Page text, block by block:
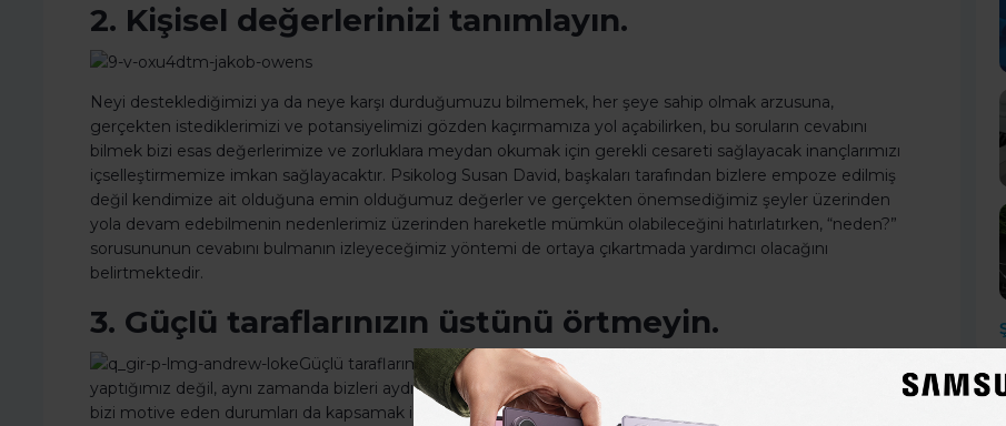
2. Kişisel değerlerinizi tanımlayın.
Neyi desteklediğimizi ya da neye karşı durduğumuzu bilmemek, her şeye sahip olmak arzusuna,
gerçekten istediklerimizi ve potansiyelimizi gözden kaçırmamıza yol açabilirken, bu soruların cevabını
bilmek bizi esas değerlerimize ve zorluklara meydan okumak için gerekli cesareti sağlayacak inançlarımızı
içselleştirmemize imkan sağlayacaktır. Psikolog Susan David, başkaları tarafından bizlere empoze edilmiş
değil kendimize ait olduğuna emin olduğumuz değerler ve gerçekten önemsediğimiz şeyler üzerinden
yola devam edebilmenin nedenlerimiz üzerinden hareketle mümkün olabileceğini hatırlatırken, “neden?”
sorusununun cevabını bulmanın izleyeceğimiz yöntemi de ortaya çıkartmada yardımcı olacağını
belirtmektedir.
3. Güçlü taraflarınızın üstünü örtmeyin.
Güçlü taraflarımız sadece nelerde iyi olduğumuz ya da hangi işleri harikulade
yaptığımız değil, aynı zamanda bizleri aydınlatan, bilgilendiren ve iyi olduğumuz şeyleri yapma konusunda
bizi motive eden durumları da kapsamak için kullanılıyor. İyi olduklarımızla bizi harekete geçirenlerin